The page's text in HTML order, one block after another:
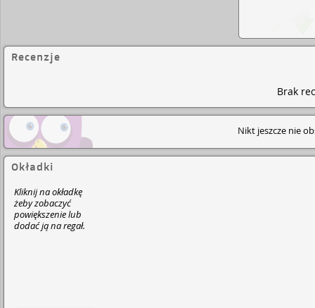
Recenzje
Brak
Nikt jeszcze nie
Okładki
Kliknij na okładkę
żeby zobaczyć
powiększenie lub
dodać ją na regał.